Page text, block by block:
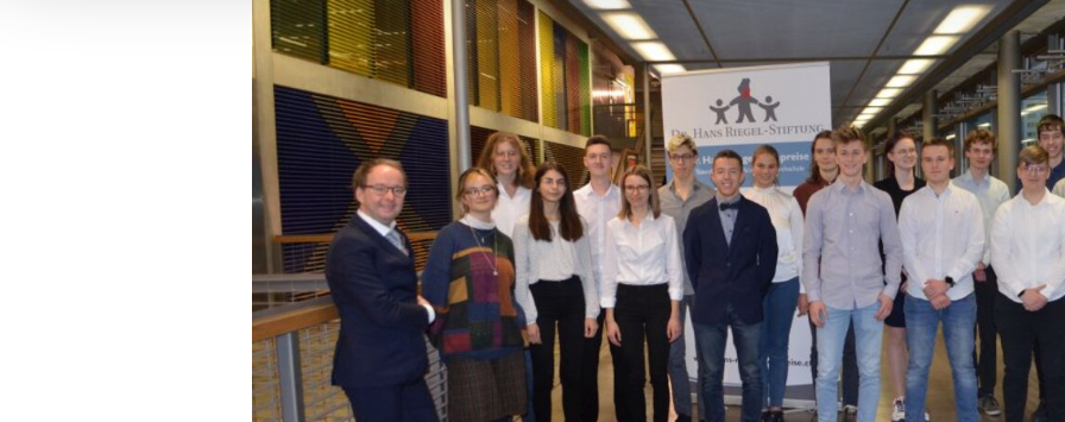
können Sie auf der Website des Handelsministeriums der USA
unterhttps://www.dataprivacyframework.gov. Bei nicht-
zertifizierten Unternehmen besteht weiterhin das Risiko, dass Ihre
Daten durch US-Behörden zu Kontroll- und
Überwachungszwecken verarbeitet werden könnten, ohne dass
hiergegen ausreichende Rechtsmittel zur Verfügung stehen.
Indem Sie auf 'Alle Cookies zulassen' klicken, willigen Sie der
Verwendung von Cookies und der Datenverarbeitung durch
unsere Partner ein, einschließlich möglicher Datenübermittlungen
in die USA.
Wenn Sie auf "Nur notwendige Cookies" klicken, findet keine
Übermittlung an Dritte oder in die USA statt. Sie können Ihre
Cookie-Einstellungen jederzeit im Footer ändern. Weitere
Informationen über die Verwendung Ihrer Daten finden Sie in
unserer
Datenschutzerklärung